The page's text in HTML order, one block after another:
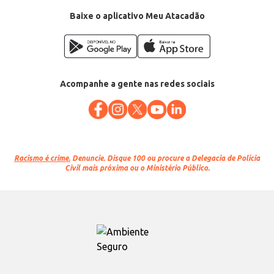
Baixe o aplicativo Meu Atacadão
Acompanhe a gente nas redes sociais
Racismo é crime. Denuncie. Disque 100 ou procure a Delegacia de Polícia
Civil mais próxima ou o Ministério Público.